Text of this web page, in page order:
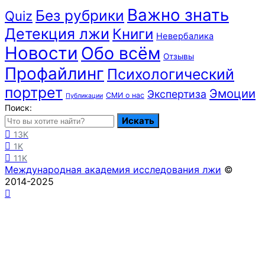
Quiz Без рубрики Важно знать
Детекция лжи Книги Невербалика
Новости Обо всём Отзывы
Профайлинг Психологический
портрет Публикации СМИ о нас Экспертиза Эмоции
Поиск:
Искать
13K
1K
11K
Международная академия исследования лжи ©
2014-2025